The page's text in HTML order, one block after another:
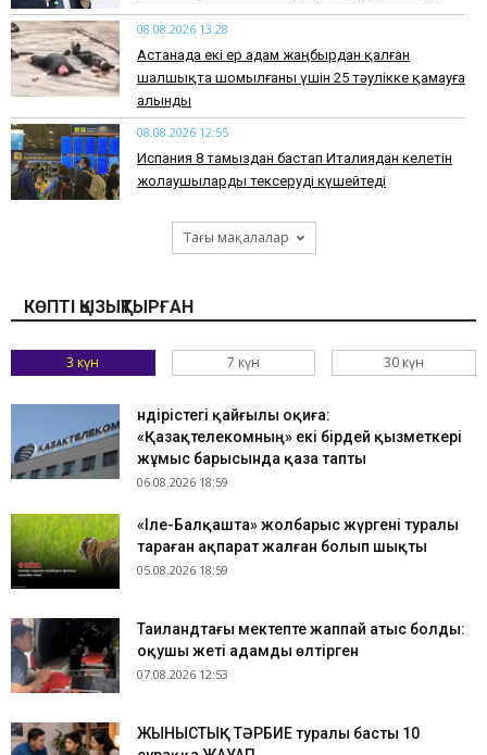
08.08.2026 13:28
Астанада екі ер адам жаңбырдан қалған
шалшықта шомылғаны үшін 25 тәулікке қамауға
алынды
08.08.2026 12:55
Испания 8 тамыздан бастап Италиядан келетін
жолаушыларды тексеруді күшейтеді
Тағы мақалалар
КӨПТІ ҚЫЗЫҚТЫРҒАН
3 күн 7 күн 30 күн
Өндірістегі қайғылы оқиға:
«Қазақтелекомның» екі бірдей қызметкері
жұмыс барысында қаза тапты
06.08.2026 18:59
«Іле-Балқашта» жолбарыс жүргені туралы
тараған ақпарат жалған болып шықты
05.08.2026 18:59
Таиландтағы мектепте жаппай атыс болды:
оқушы жеті адамды өлтірген
07.08.2026 12:53
ЖЫНЫСТЫҚ ТӘРБИЕ туралы басты 10